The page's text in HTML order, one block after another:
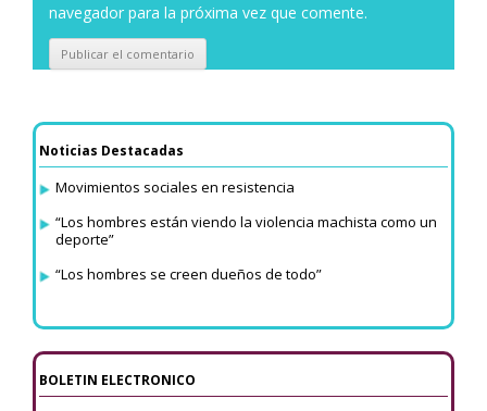
navegador para la próxima vez que comente.
Noticias Destacadas
Movimientos sociales en resistencia
“Los hombres están viendo la violencia machista como un
deporte”
“Los hombres se creen dueños de todo”
BOLETIN ELECTRONICO